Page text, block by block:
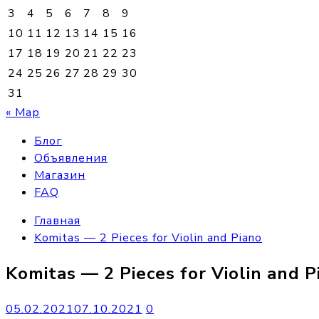
3
4 5 6 7 8
9
10 11 12 13 14 15 16
17 18 19 20 21 22 23
24 25 26 27 28 29 30
31
« Мар
Блог
Объявления
Магазин
FAQ
Главная
Komitas — 2 Pieces for Violin and Piano
Komitas — 2 Pieces for Violin and
05.02.202107.10.2021 0